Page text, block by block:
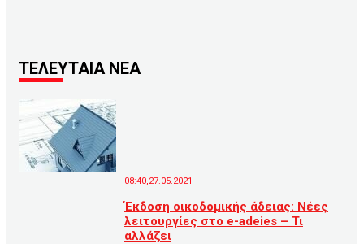
ΤΕΛΕΥΤΑΙΑ ΝΕΑ
08:40,27.05.2021
Έκδοση οικοδομικής άδειας: Νέες
λειτουργίες στο e-adeies – Τι
αλλάζει